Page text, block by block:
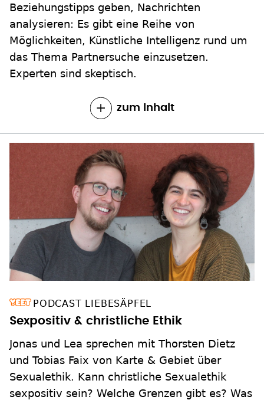
Beziehungstipps geben, Nachrichten
analysieren: Es gibt eine Reihe von
Möglichkeiten, Künstliche Intelligenz rund um
das Thema Partnersuche einzusetzen.
Experten sind skeptisch.
zum Inhalt
PODCAST LIEBESÄPFEL
Sexpositiv & christliche Ethik
Jonas und Lea sprechen mit Thorsten Dietz
und Tobias Faix von Karte & Gebiet über
Sexualethik. Kann christliche Sexualethik
sexpositiv sein? Welche Grenzen gibt es? Was